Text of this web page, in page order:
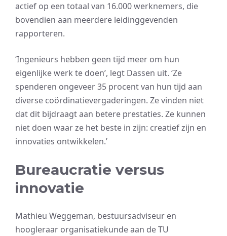
actief op een totaal van 16.000 werknemers, die
bovendien aan meerdere leidinggevenden
rapporteren.
‘Ingenieurs hebben geen tijd meer om hun
eigenlijke werk te doen’, legt Dassen uit. ‘Ze
spenderen ongeveer 35 procent van hun tijd aan
diverse coördinatievergaderingen. Ze vinden niet
dat dit bijdraagt aan betere prestaties. Ze kunnen
niet doen waar ze het beste in zijn: creatief zijn en
innovaties ontwikkelen.’
Bureaucratie versus
innovatie
Mathieu Weggeman, bestuursadviseur en
hoogleraar organisatiekunde aan de TU